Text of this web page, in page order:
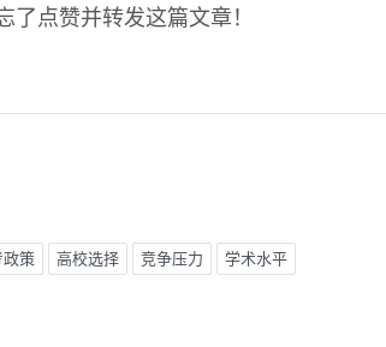
了点赞并转发这篇文章！
政策 高校选择 竞争压力 学术水平